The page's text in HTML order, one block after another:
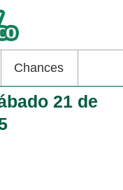
Chances
21 de